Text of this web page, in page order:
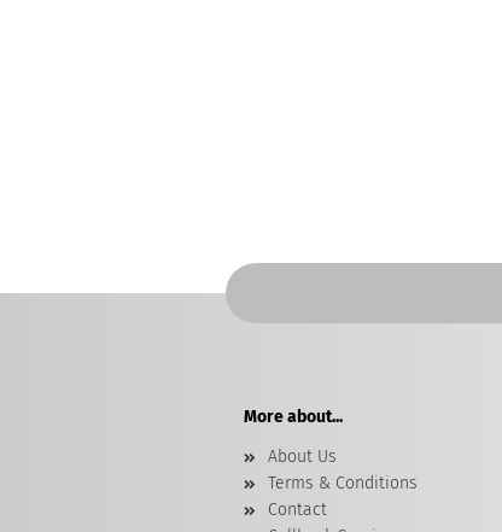
More about...
About Us
Terms & Conditions
Contact